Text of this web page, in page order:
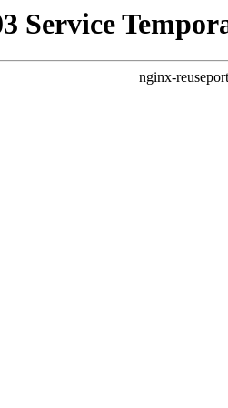
Service
nginx-